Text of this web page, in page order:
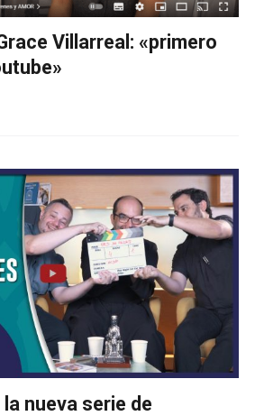
Villarreal: «primero
la nueva serie de